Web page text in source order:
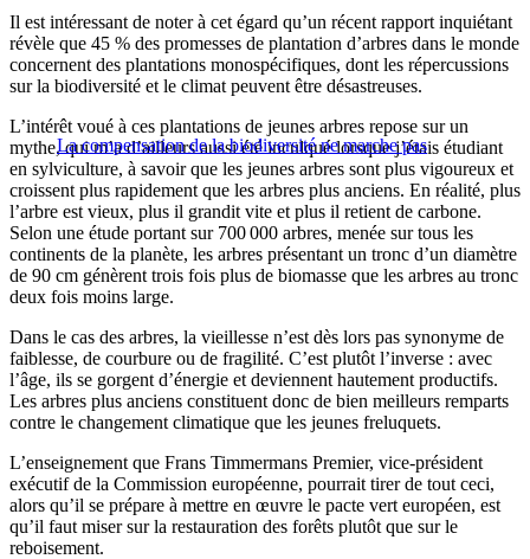
Il est intéressant de noter à cet égard qu’un récent rapport inquiétant
révèle que 45 % des promesses de plantation d’arbres dans le monde
concernent des plantations monospécifiques, dont les répercussions
sur la biodiversité et le climat peuvent être désastreuses.
La compensation de la biodiversité ne marche pas
L’intérêt voué à ces plantations de jeunes arbres repose sur un
mythe, qui m’a d’ailleurs aussi été inculqué lorsque j’étais étudiant
en sylviculture, à savoir que les jeunes arbres sont plus vigoureux et
croissent plus rapidement que les arbres plus anciens. En réalité, plus
l’arbre est vieux, plus il grandit vite et plus il retient de carbone.
Selon une étude portant sur 700 000 arbres, menée sur tous les
continents de la planète, les arbres présentant un tronc d’un diamètre
de 90 cm génèrent trois fois plus de biomasse que les arbres au tronc
deux fois moins large.
Dans le cas des arbres, la vieillesse n’est dès lors pas synonyme de
faiblesse, de courbure ou de fragilité. C’est plutôt l’inverse : avec
l’âge, ils se gorgent d’énergie et deviennent hautement productifs.
Les arbres plus anciens constituent donc de bien meilleurs remparts
contre le changement climatique que les jeunes freluquets.
L’enseignement que Frans Timmermans Premier, vice-président
exécutif de la Commission européenne, pourrait tirer de tout ceci,
alors qu’il se prépare à mettre en œuvre le pacte vert européen, est
qu’il faut miser sur la restauration des forêts plutôt que sur le
reboisement.